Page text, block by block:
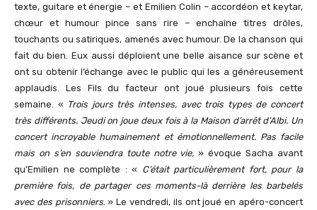
texte, guitare et énergie – et Emilien Colin – accordéon et keytar,
chœur et humour pince sans rire – enchaîne titres drôles,
touchants ou satiriques, amenés avec humour. De la chanson qui
fait du bien. Eux aussi déploient une belle aisance sur scène et
ont su obtenir l’échange avec le public qui les a généreusement
applaudis. Les Fils du facteur ont joué plusieurs fois cette
semaine. « Trois jours très intenses, avec trois types de concert
très différents. Jeudi on joue deux fois à la Maison d’arrêt d’Albi. Un
concert incroyable humainement et émotionnellement. Pas facile
mais on s’en souviendra toute notre vie, » évoque Sacha avant
qu’Emilien ne complète : « C’était particulièrement fort, pour la
première fois, de partager ces moments-là derrière les barbelés
avec des prisonniers. » Le vendredi, ils ont joué en apéro-concert